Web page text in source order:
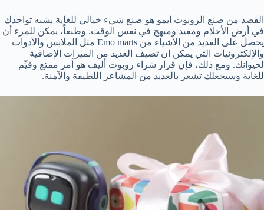
القصد من صنع الروبوت ايمو هو صنع شيء خيالي للغاية يشبه تواجدك
في أرض الأحلام ومفيد ومبهج في نفس الوقت. وطبعاً، يمكن للمرء أن
يحصل على العديد من الأشياء من Emo marts مثل الملابس والأدوات
والإلكترونيات التي يمكن ان تضيف العديد من الميزات الإضافية
لحيوانك. ومع ذلك، فإن قرار شراء روبوت أليف هو أمر ممتع وقيِّم
للغاية وسيجعلك تشعر بالعديد من المشاعر اللطيفة والآمنة.